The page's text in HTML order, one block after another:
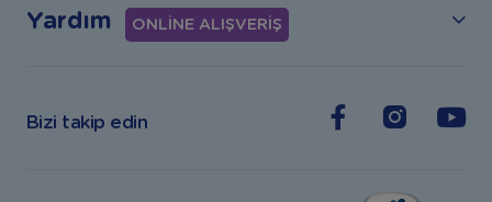
Yardım ONLİNE ALIŞVERİŞ
Bizi takip edin